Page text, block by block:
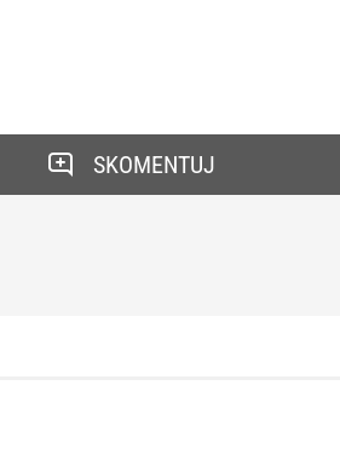
SKOMENTUJ